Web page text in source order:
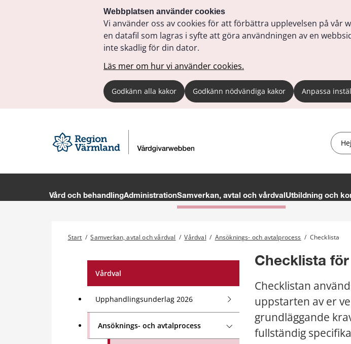
Webbplatsen använder cookies
Vi använder oss av cookies för att förbättra upplevelsen på vår
en datafil som lagras i syfte att göra användningen av en
inte skadlig för din dator.
Läs mer om hur vi använder cookies.
Godkänn alla kakor Godkänn nödvändiga kakor Anpassa
Sök
Vård och behandlingAdministrationSamverkan, avtal och vårdval Utbildning och
Start / Samverkan, avtal och vårdval / Vårdval / Ansöknings- och avtalprocess / Checklista
Vårdval
Upphandlingsunderlag 2026
Ansöknings- och avtalprocess
Checklista
Checklistan
uppstarten av er
grundläggande
fullständig